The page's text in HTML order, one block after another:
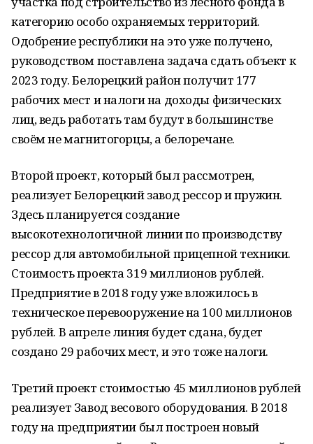
категорию особо охраняемых территорий.
Одобрение республики на это уже получено,
руководством поставлена задача сдать объект к
2023 году. Белорецкий район получит 177
рабочих мест и налоги на доходы физических
лиц, ведь работать там будут в большинстве
своём не магнитогорцы, а белоречане.
Второй проект, который был рассмотрен,
реализует Белорецкий завод рессор и пружин.
Здесь планируется создание
высокотехнологичной линии по производству
рессор для автомобильной прицепной техники.
Стоимость проекта 319 миллионов рублей.
Предприятие в 2018 году уже вложилось в
техническое перевооружение на 100 миллионов
рублей. В апреле линия будет сдана, будет
создано 29 рабочих мест, и это тоже налоги.
Третий проект стоимостью 45 миллионов рублей
реализует Завод весового оборудования. В 2018
году на предприятии был построен новый